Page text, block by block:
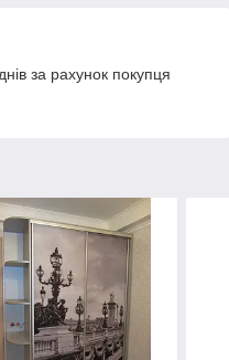
за рахунок покупця